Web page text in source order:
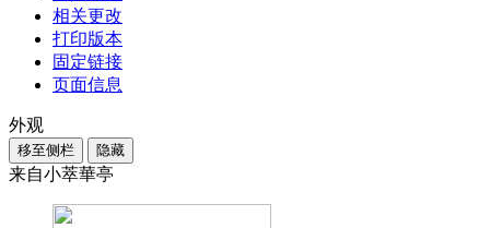
相关更改
打印版本
固定链接
页面信息
外观
移至侧栏 隐藏
来自小萃華亭